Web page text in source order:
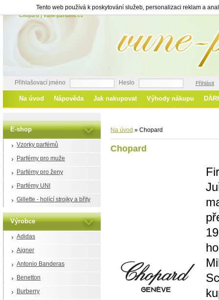
Tento web používá k poskytování služeb, personalizaci reklam a
Chopard | vune-parfums.cz
Přihlašovací jméno Heslo Přihlásit
Na úvod Nápověda Jak nakupovat Výhody nákupu
E-shop
Vzorky parfémů
Parfémy pro muže
Parfémy pro ženy
Parfémy UNI
Gillette - holící strojky a břity
Výrobce
Adidas
Aigner
Antonio Banderas
Benetton
Burberry
Na úvod » Chopard
Chopard